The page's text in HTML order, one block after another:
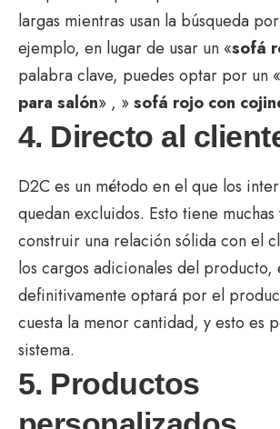
largas mientras usan la búsqueda
ejemplo, en lugar de usar un «sofá
palabra clave, puedes optar por un «
para salón» , »sofá rojo con
4. Directo al
D2C es un método en el que los
quedan excluidos. Esto tiene
construir una relación sólida con el
los cargos adicionales del producto,
definitivamente optará por el
cuesta la menor cantidad, y esto es
sistema.
5. Productos